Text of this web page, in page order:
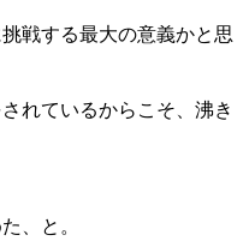
戦する最大の意義かと思
れているからこそ、沸き
、と。